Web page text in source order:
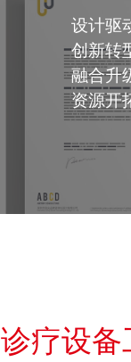
设计驱
创新转
融合升
资源开
诊疗设备